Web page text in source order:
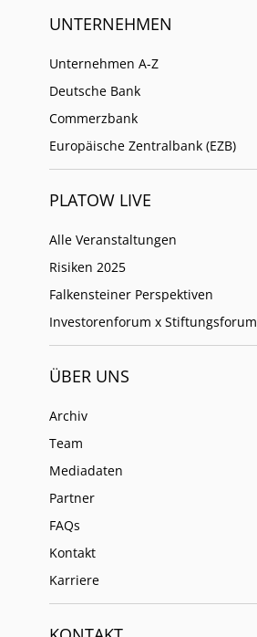
UNTERNEHMEN
Unternehmen A-Z
Deutsche Bank
Commerzbank
Europäische Zentralbank (EZB)
PLATOW LIVE
Alle Veranstaltungen
Risiken 2025
Falkensteiner Perspektiven
Investorenforum x Stiftungsforum
ÜBER UNS
Archiv
Team
Mediadaten
Partner
FAQs
Kontakt
Karriere